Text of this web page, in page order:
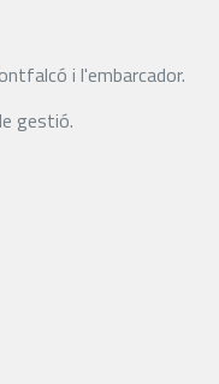
i l'embarcador.
gestió.